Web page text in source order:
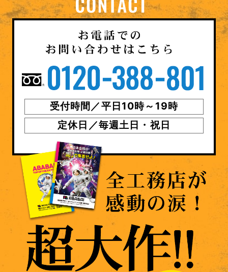
受付時間／平日10時～19時
定休日／毎週土日・祝日